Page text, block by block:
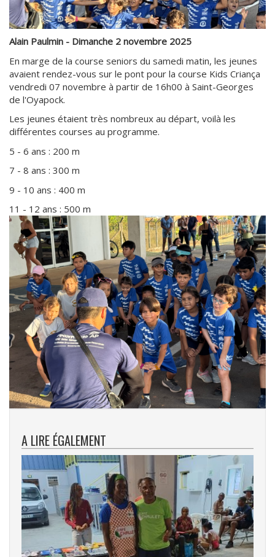
Alain Paulmin - Dimanche 2 novembre 2025
En marge de la course seniors du samedi matin, les jeunes
avaient rendez-vous sur le pont pour la course Kids Criança
vendredi 07 novembre à partir de 16h00 à Saint-Georges
de l'Oyapock.
Les jeunes étaient très nombreux au départ, voilà les
différentes courses au programme.
5 - 6 ans : 200 m
7 - 8 ans : 300 m
9 - 10 ans : 400 m
11 - 12 ans : 500 m
Faire
une
galerie
A LIRE ÉGALEMENT